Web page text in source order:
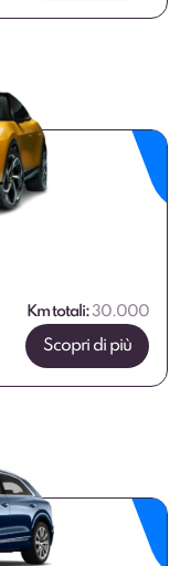
Km totali:30.000
Scopri di più